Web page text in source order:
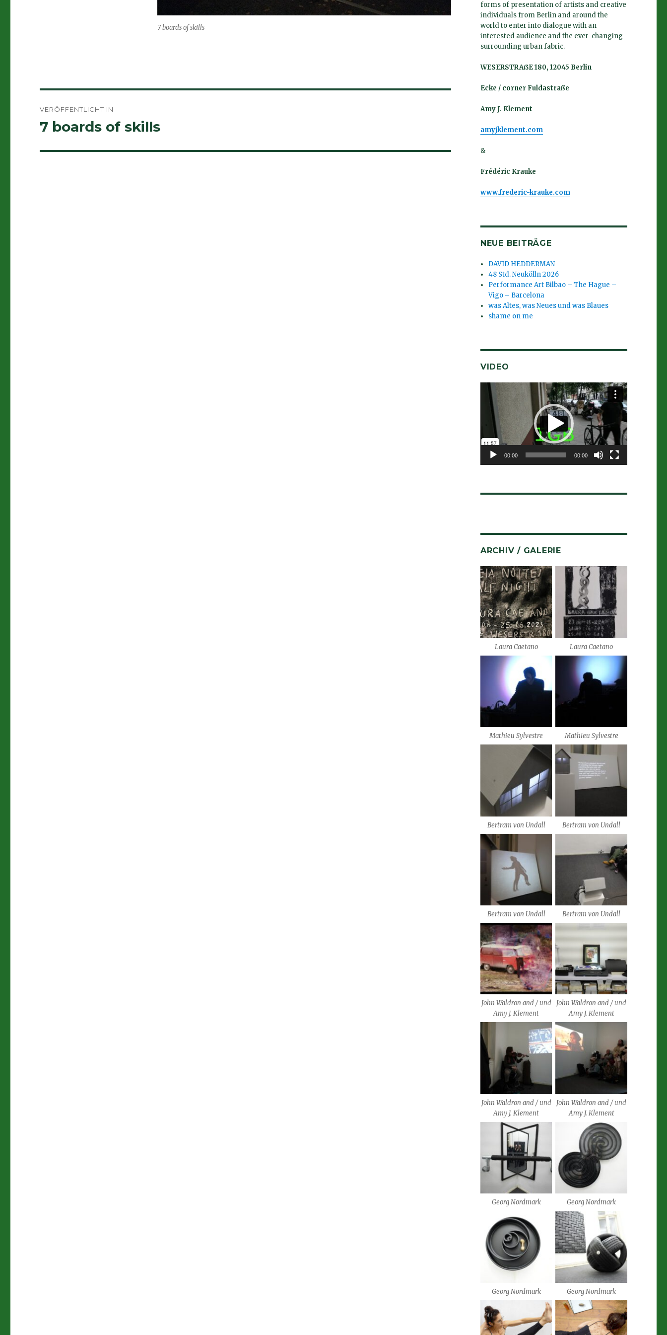
7 boards of skills
VERÖFFENTLICHT IN
7 boards of skills
forms of presentation of artists and creative
individuals from Berlin and around the
world to enter into dialogue with an
interested audience and the ever-changing
surrounding urban fabric.
WESERSTRAßE 180, 12045 Berlin
Ecke / corner Fuldastraße
Amy J. Klement
amyjklement.com
&
Frédéric Krauke
www.frederic-krauke.com
NEUE BEITRÄGE
DAVID HEDDERMAN
48 Std. Neukölln 2026
Performance Art Bilbao – The Hague –
Vigo – Barcelona
was Altes, was Neues und was Blaues
shame on me
VIDEO
Video-
Player
00:00 00:00
ARCHIV / GALERIE
Laura Caetano Laura Caetano
Mathieu Sylvestre Mathieu Sylvestre
Bertram von Undall Bertram von Undall
Bertram von Undall Bertram von Undall
John Waldron and / und
Amy J. Klement
John Waldron and / und
Amy J. Klement
John Waldron and / und
Amy J. Klement
John Waldron and / und
Amy J. Klement
Georg Nordmark Georg Nordmark
Georg Nordmark Georg Nordmark